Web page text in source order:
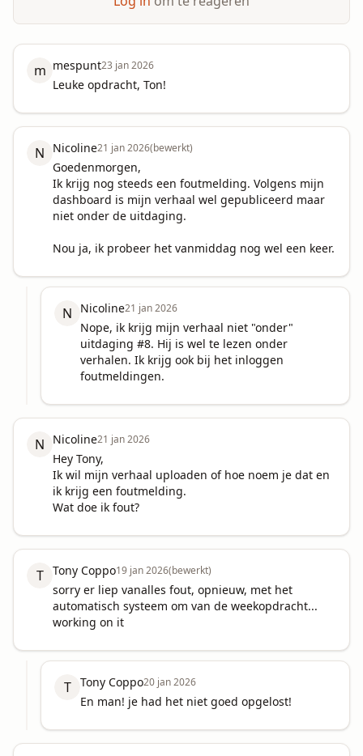
m mespunt23 jan 2026
Leuke opdracht, Ton!
N Nicoline21 jan 2026(bewerkt)
Goedenmorgen,
Ik krijg nog steeds een foutmelding. Volgens mijn
dashboard is mijn verhaal wel gepubliceerd maar
niet onder de uitdaging.
Nou ja, ik probeer het vanmiddag nog wel een keer.
N Nicoline21 jan 2026
Nope, ik krijg mijn verhaal niet "onder"
uitdaging #8. Hij is wel te lezen onder
verhalen. Ik krijg ook bij het inloggen
foutmeldingen.
N Nicoline21 jan 2026
Hey Tony,
Ik wil mijn verhaal uploaden of hoe noem je dat en
ik krijg een foutmelding.
Wat doe ik fout?
T Tony Coppo19 jan 2026(bewerkt)
sorry er liep vanalles fout, opnieuw, met het
automatisch systeem om van de weekopdracht...
working on it
T Tony Coppo20 jan 2026
En man! je had het niet goed opgelost!